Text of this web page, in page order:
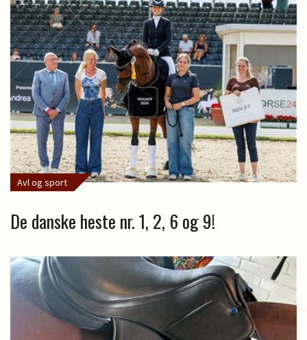
Avl og sport
De danske heste nr. 1, 2, 6 og 9!